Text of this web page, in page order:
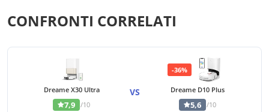
CONFRONTI CORRELATI
Dreame X30 Ultra
7,9 /10
VS
-36%
Dreame D10 Plus
5,6 /10